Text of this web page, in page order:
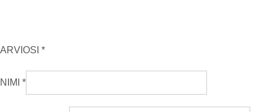
ARVIOSI *
NIMI *